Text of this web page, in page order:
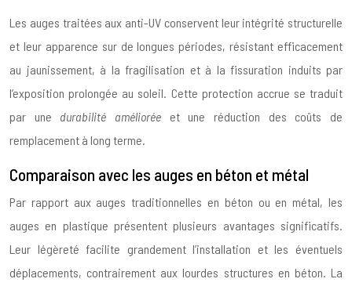
Les auges traitées aux anti-UV conservent leur intégrité structurelle
et leur apparence sur de longues périodes, résistant efficacement
au jaunissement, à la fragilisation et à la fissuration induits par
l’exposition prolongée au soleil. Cette protection accrue se traduit
par une durabilité améliorée et une réduction des coûts de
remplacement à long terme.
Comparaison avec les auges en béton et métal
Par rapport aux auges traditionnelles en béton ou en métal, les
auges en plastique présentent plusieurs avantages significatifs.
Leur légèreté facilite grandement l’installation et les éventuels
déplacements, contrairement aux lourdes structures en béton. La